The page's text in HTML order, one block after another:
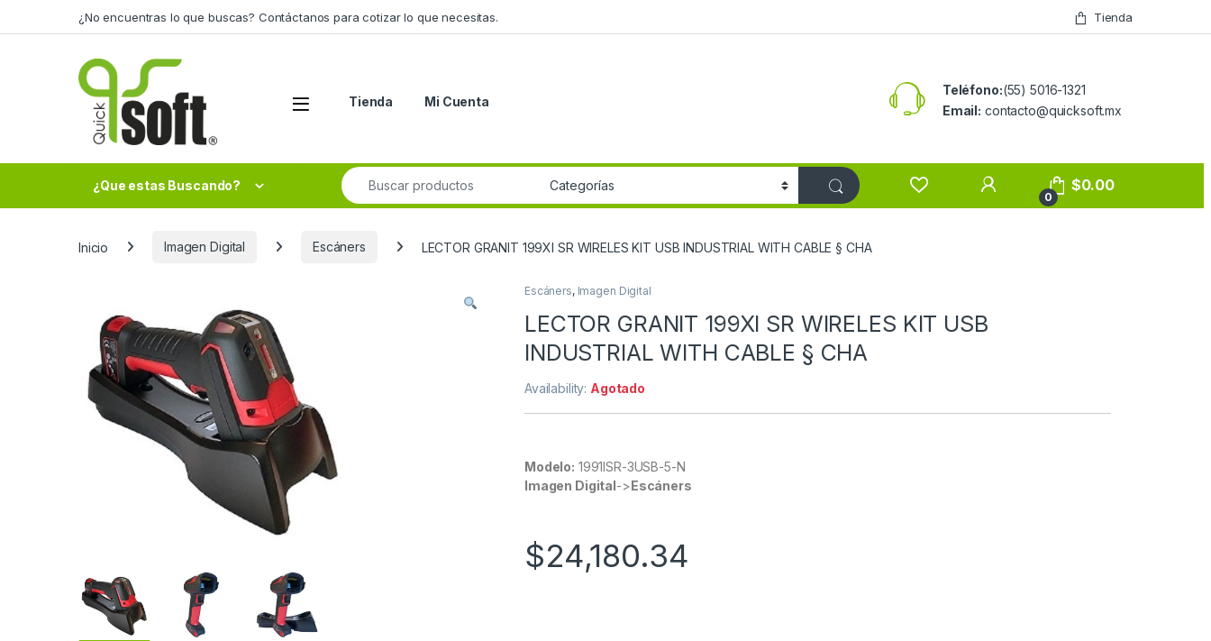
¿No encuentras lo que buscas? Contáctanos para cotizar lo que necesitas. Tienda
Tienda Mi Cuenta
Teléfono:(55) 5016-1321
Email: contacto@quicksoft.mx
¿Que estas Buscando?
Search for:
0
$0.00
Inicio Imagen Digital Escáners LECTOR GRANIT 199XI SR WIRELES KIT USB INDUSTRIAL WITH CABLE § CHA
Escáners, Imagen Digital
LECTOR GRANIT 199XI SR WIRELES KIT USB
INDUSTRIAL WITH CABLE § CHA
Availability: Agotado
Modelo: 1991ISR-3USB-5-N
Imagen Digital->Escáners
$24,180.34